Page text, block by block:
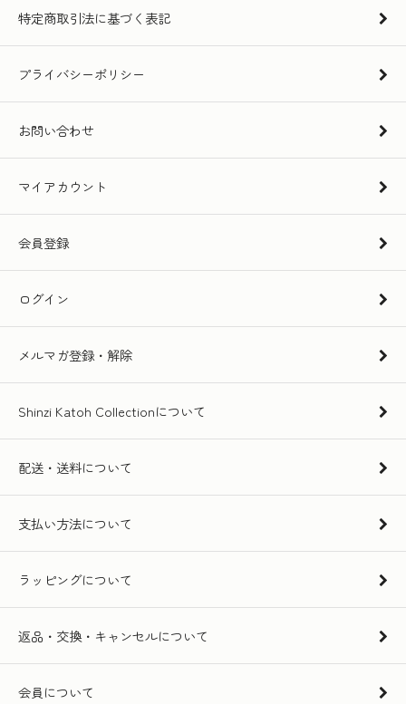
特定商取引法に基づく表記
プライバシーポリシー
お問い合わせ
マイアカウント
会員登録
ログイン
メルマガ登録・解除
Shinzi Katoh Collectionについて
配送・送料について
支払い方法について
ラッピングについて
返品・交換・キャンセルについて
会員について